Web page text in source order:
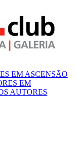
EM ASCENSÃO
EM
AUTORES